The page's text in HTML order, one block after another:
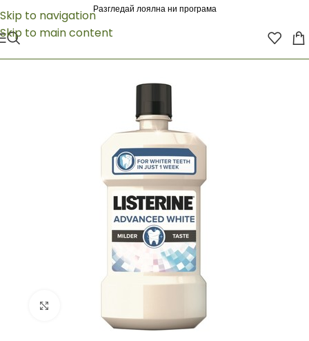
Skip to navigation
Skip to main content
Разгледай лоялна ни програма